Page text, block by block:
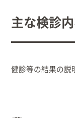
防災情報
主な検診
健診等の結果の説